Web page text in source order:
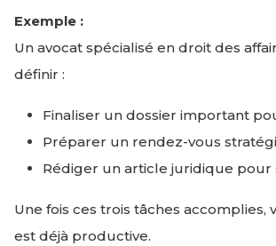
Exemple :
Un avocat spécialisé en droit des
définir :
Finaliser un dossier important
Préparer un rendez-vous
Rédiger un article juridique pour
Une fois ces trois tâches accomplies,
est déjà productive.